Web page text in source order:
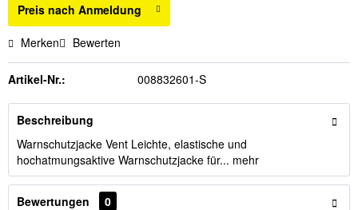
Preis nach Anmeldung
Merken Bewerten
Artikel-Nr.: 008832601-S
Beschreibung
Warnschutzjacke Vent Leichte, elastische und
hochatmungsaktive Warnschutzjacke für... mehr
Bewertungen
0